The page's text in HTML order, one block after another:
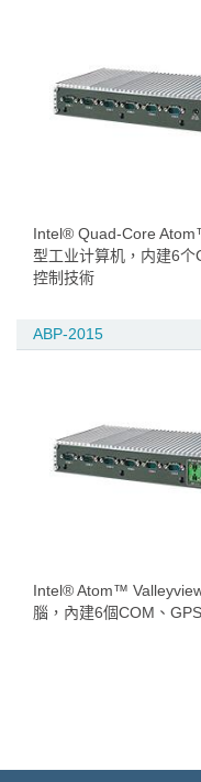
Intel® Quad-Core
型工业计算机，内建6
控制技術
ABP-2015
Intel® Atom™
腦，內建6個COM、